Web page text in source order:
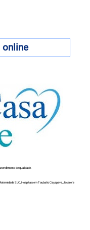
online
de qualidade.
SJC, Hospitais em Taubaté, Caçapava, Jacareí e